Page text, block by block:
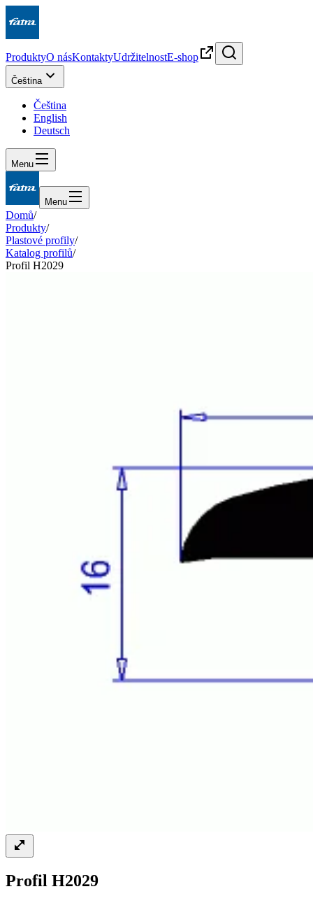
ProduktyO násKontaktyUdržitelnostE-shop
Čeština
Čeština
English
Deutsch
Menu
Menu
Domů/
Produkty/
Plastové profily/
Katalog profilů/
Profil H2029
Profil H2029